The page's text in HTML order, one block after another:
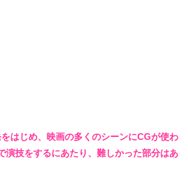
はじめ、映画の多くのシーンにCGが使わ
演技をするにあたり、難しかった部分はあ